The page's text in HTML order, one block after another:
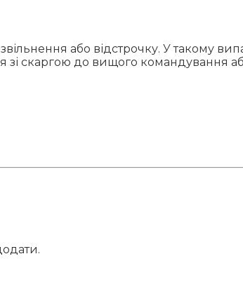
або відстрочку. У такому
зі скаргою до вищого командування